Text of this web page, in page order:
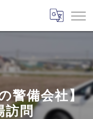
警備会社】
訪問